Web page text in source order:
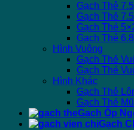
Gạch Thẻ
Gạch Thẻ
Gạch Thẻ
Gạch Thẻ
Hình Vuông
Gạch Thẻ
Gạch Thẻ
Hình Khác
Gạch Thẻ
Gạch Thẻ
Gạch Ốp
Gạch